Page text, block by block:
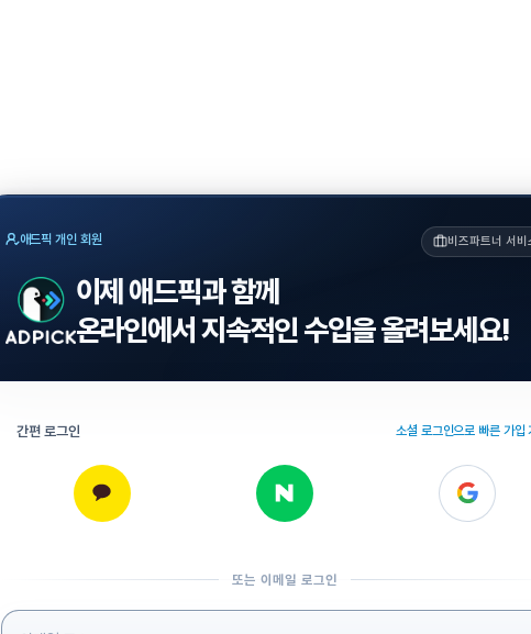
애드픽 개인 회원 비즈파트너 서비
이제 애드픽과 함께
온라인에서 지속적인 수입을 올려보세요!
간편 로그인 소셜 로그인으로 빠른 가입
또는 이메일 로그인
로그인 정보 입력